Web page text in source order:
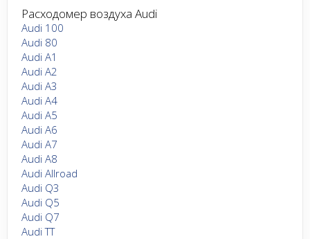
Расходомер воздуха Audi
Audi 100
Audi 80
Audi A1
Audi A2
Audi A3
Audi A4
Audi A5
Audi A6
Audi A7
Audi A8
Audi Allroad
Audi Q3
Audi Q5
Audi Q7
Audi TT